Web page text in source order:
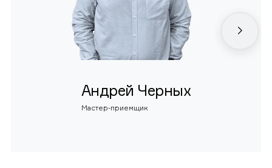
Андрей Черных
Мастер-приемщик